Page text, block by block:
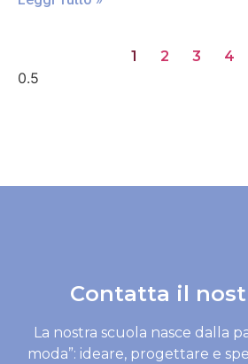
1 2 3 4
Contatta il
La nostra scuola nasce dalla
moda”: ideare, progettare e